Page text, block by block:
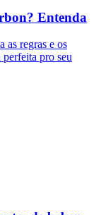
Entenda
as regras e os
perfeita pro seu